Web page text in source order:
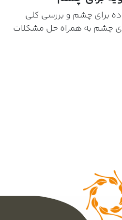
العاده برای چشم و بررسی کلی
چشم به همراه حل مشکلات